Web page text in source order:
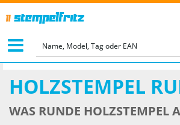
>
HOLZSTEMPEL RUND
HOLZSTEMPEL
WAS RUNDE HOLZSTEMPEL